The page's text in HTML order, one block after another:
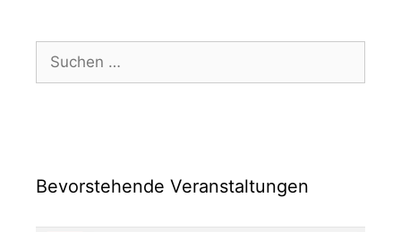
Bevorstehende Veranstaltungen